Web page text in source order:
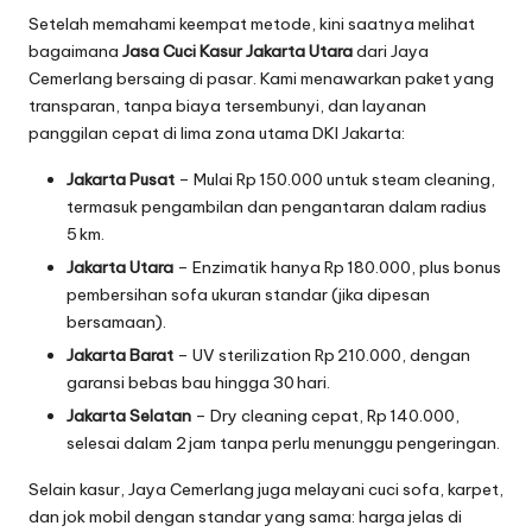
Setelah memahami keempat metode, kini saatnya melihat
bagaimana Jasa Cuci Kasur Jakarta Utaradari Jaya
Cemerlang bersaing di pasar. Kami menawarkan paket yang
transparan, tanpa biaya tersembunyi, dan layanan
panggilan cepat di lima zona utama DKI Jakarta:
Jakarta Pusat – Mulai Rp 150.000 untuk steam cleaning,
termasuk pengambilan dan pengantaran dalam radius
5 km.
Jakarta Utara – Enzimatik hanya Rp 180.000, plus bonus
pembersihan sofa ukuran standar (jika dipesan
bersamaan).
Jakarta Barat – UV sterilization Rp 210.000, dengan
garansi bebas bau hingga 30 hari.
Jakarta Selatan – Dry cleaning cepat, Rp 140.000,
selesai dalam 2 jam tanpa perlu menunggu pengeringan.
Selain kasur, Jaya Cemerlang juga melayani cuci sofa, karpet,
dan jok mobil dengan standar yang sama: harga jelas di